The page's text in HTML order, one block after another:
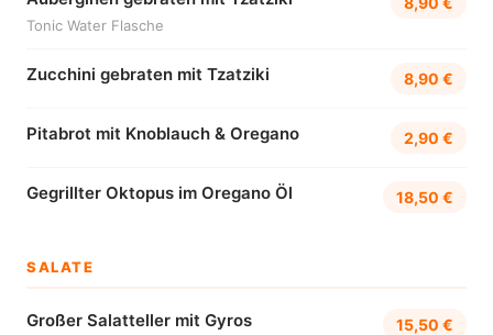
Tonic Water Flasche
Zucchini gebraten mit Tzatziki 8,90 €
Pitabrot mit Knoblauch & Oregano 2,90 €
Gegrillter Oktopus im Oregano Öl 18,50 €
SALATE
Großer Salatteller mit Gyros 15,50 €